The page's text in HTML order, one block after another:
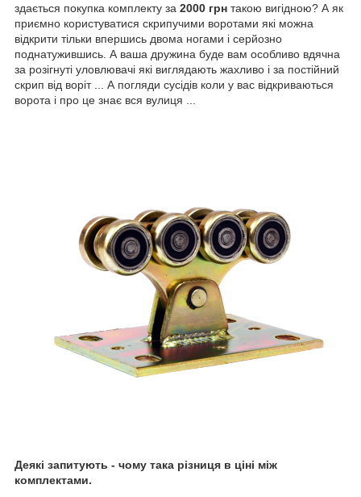
здається покупка комплекту за 2000 грн такою вигідною? А як
приємно користуватися скрипучими воротами які можна
відкрити тільки впершись двома ногами і серйозно
поднатужившись. А ваша дружина буде вам особливо вдячна
за розігнуті уловлювачі які виглядають жахливо і за постійний
скрип від воріт ... А погляди сусідів коли у вас відкриваються
ворота і про це знає вся вулиця ...
Деякі запитують - чому така різниця в ціні між
комплектами.